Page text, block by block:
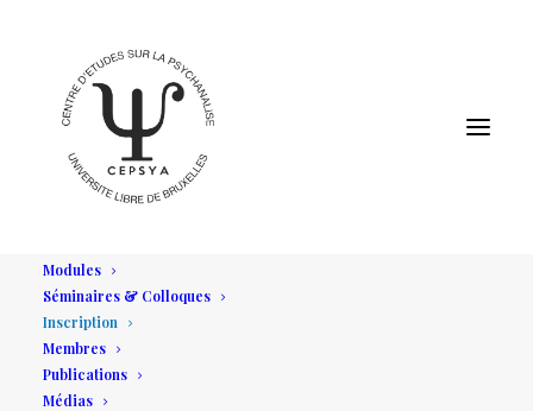
Modules
Séminaires & Colloques
Inscription
Membres
Publications
Médias